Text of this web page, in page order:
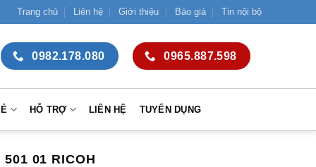
Trang chủ Liên hệ Giới thiệu Báo giá Tin nội bộ
0982.178.080 0965.887.598
HỖ TRỢ LIÊN HỆ TUYỂN DỤNG
01 RICOH